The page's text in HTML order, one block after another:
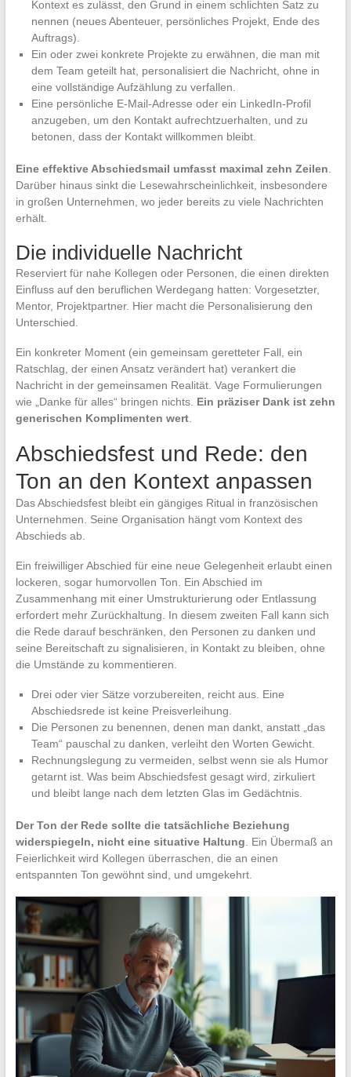
Kontext es zulässt, den Grund in einem schlichten Satz zu
nennen (neues Abenteuer, persönliches Projekt, Ende des
Auftrags).
Ein oder zwei konkrete Projekte zu erwähnen, die man mit
dem Team geteilt hat, personalisiert die Nachricht, ohne in
eine vollständige Aufzählung zu verfallen.
Eine persönliche E-Mail-Adresse oder ein LinkedIn-Profil
anzugeben, um den Kontakt aufrechtzuerhalten, und zu
betonen, dass der Kontakt willkommen bleibt.
Eine effektive Abschiedsmail umfasst maximal zehn Zeilen
Darüber hinaus sinkt die Lesewahrscheinlichkeit, insbesondere
in großen Unternehmen, wo jeder bereits zu viele Nachrichten
erhält.
Die individuelle Nachricht
Reserviert für nahe Kollegen oder Personen, die einen direkten
Einfluss auf den beruflichen Werdegang hatten: Vorgesetzter,
Mentor, Projektpartner. Hier macht die Personalisierung den
Unterschied.
Ein konkreter Moment (ein gemeinsam geretteter Fall, ein
Ratschlag, der einen Ansatz verändert hat) verankert die
Nachricht in der gemeinsamen Realität. Vage Formulierungen
wie „Danke für alles“ bringen nichts. Ein präziser Dank ist zehn
generischen Komplimenten wert.
Abschiedsfest und Rede: den
Ton an den Kontext anpassen
Das Abschiedsfest bleibt ein gängiges Ritual in französischen
Unternehmen. Seine Organisation hängt vom Kontext des
Abschieds ab.
Ein freiwilliger Abschied für eine neue Gelegenheit erlaubt einen
lockeren, sogar humorvollen Ton. Ein Abschied im
Zusammenhang mit einer Umstrukturierung oder Entlassung
erfordert mehr Zurückhaltung. In diesem zweiten Fall kann sich
die Rede darauf beschränken, den Personen zu danken und
seine Bereitschaft zu signalisieren, in Kontakt zu bleiben, ohne
die Umstände zu kommentieren.
Drei oder vier Sätze vorzubereiten, reicht aus. Eine
Abschiedsrede ist keine Preisverleihung.
Die Personen zu benennen, denen man dankt, anstatt „das
Team“ pauschal zu danken, verleiht den Worten Gewicht.
Rechnungslegung zu vermeiden, selbst wenn sie als Humor
getarnt ist. Was beim Abschiedsfest gesagt wird, zirkuliert
und bleibt lange nach dem letzten Glas im Gedächtnis.
Der Ton der Rede sollte die tatsächliche Beziehung
widerspiegeln, nicht eine situative Haltung . Ein Übermaß an
Feierlichkeit wird Kollegen überraschen, die an einen
entspannten Ton gewöhnt sind, und umgekehrt.